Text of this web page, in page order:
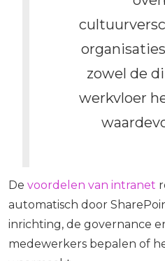
zowel de
werkvloer
De voordelen van intranet
automatisch door
inrichting, de governance
medewerkers bepalen of